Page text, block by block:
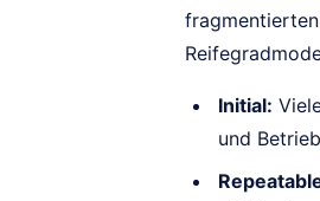
Initial:
und Betrieb